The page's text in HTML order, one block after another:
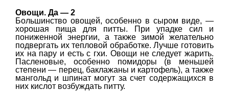
Овощи. Да — 2
Большинство овощей, особенно в сыром виде, —
хорошая пища для питты. При упадке сил и
пониженной энергии, а также зимой желательно
подвергать их тепловой обработке. Лучше готовить
их на пару и есть с гхи. Овощи не следует жарить.
Пасленовые, особенно помидоры (в меньшей
степени — перец, баклажаны и картофель), а также
мангольд и шпинат могут за счет содержащихся в
них кислот возбуждать питту.